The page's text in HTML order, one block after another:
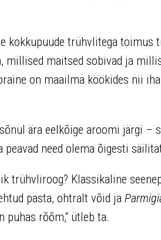
kokkupuude trühvlitega toimus
millised maitsed sobivad ja
on maailma köökides nii
ära eelkõige aroomi järgi –
need olema õigesti
trühvliroog? Klassikaline
pasta, ohtralt võid ja
puhas rõõm,“ ütleb ta.